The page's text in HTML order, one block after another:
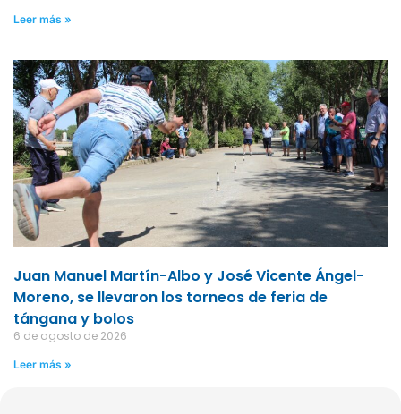
Leer más »
Juan Manuel Martín-Albo y José Vicente Ángel-
Moreno, se llevaron los torneos de feria de
tángana y bolos
6 de agosto de 2026
Leer más »